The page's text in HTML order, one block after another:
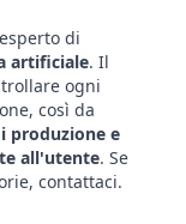
di
artificiale. Il
ogni
così da
produzione e
all'utente. Se
contattaci.